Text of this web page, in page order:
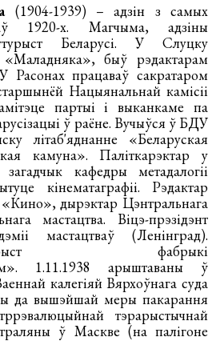
(1904-1939) – адзін з самых
1920-х. Магчыма, адзіны
Беларусі. У Слуцку
«Маладняка», быў рэдактарам
Расонах працаваў сакратаром
Нацыянальнай камісіі
партыі і выканкаме па
ў раёне. Вучыўся ў БДУ
літаб'яднанне «Беларуская
камуна». Паліткарэктар у
кафедры метадалогіі
кінематаграфіі. Рэдактар
«Кино», дырэктар Цэнтральнага
мастацтва. Віцэ-прэзідэнт
мастацтваў (Ленінград).
сцэнарыст фабрыкі
1.11.1938 арыштаваны ў
калегіяй Вярхоўнага суда
да вышэйшай меры пакарання
тэрарыстычнай
ў Маскве (на палігоне